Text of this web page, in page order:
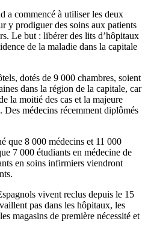
a commencé à utiliser les deux
y prodiguer des soins aux patients
Le but : libérer des lits d’hôpitaux
de la maladie dans la capitale
dotés de 9 000 chambres, soient
dans la région de la capitale, car
la moitié des cas et la majeure
Des médecins récemment diplômés
que 8 000 médecins et 11 000
7 000 étudiants en médecine de
en soins infirmiers viendront
vivent reclus depuis le 15
pas dans les hôpitaux, les
magasins de première nécessité et